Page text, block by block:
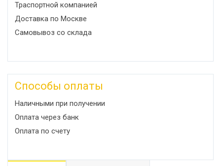
Траспортной компанией
Доставка по Москве
Самовывоз со склада
Способы оплаты
Наличными при получении
Оплата через банк
Оплата по счету